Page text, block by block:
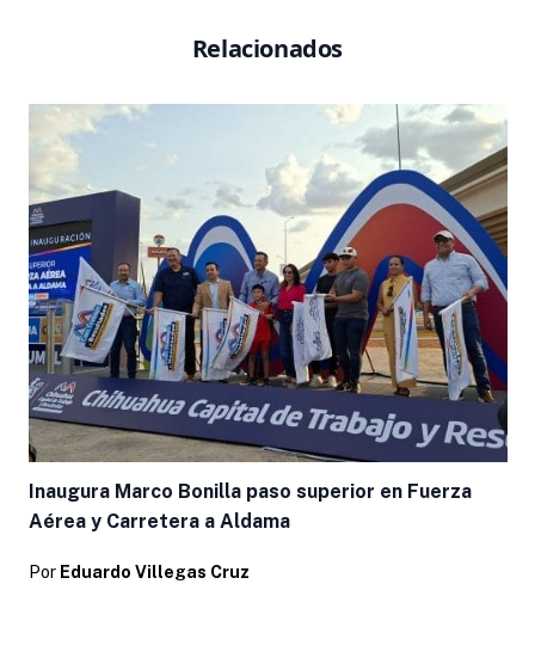
Relacionados
Inaugura Marco Bonilla paso superior en Fuerza
Aérea y Carretera a Aldama
Por Eduardo Villegas Cruz